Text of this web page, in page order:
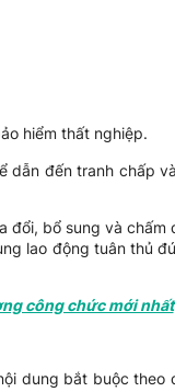
hiểm thất nghiệp.
đến tranh chấp
bổ sung và
lao động tuân thủ
công chức mới nhất
dung bắt buộc